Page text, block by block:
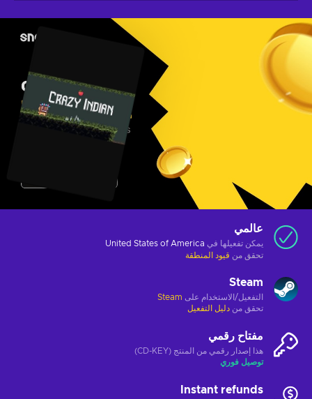
عالمي
يمكن تفعيلها في United States of America
تحقق من قيود المنطقة
Steam
التفعيل/الاستخدام على Steam
تحقق من دليل التفعيل
مفتاح رقمي
هذا إصدار رقمي من المنتج (CD-KEY)
توصيل فوري
Instant refunds